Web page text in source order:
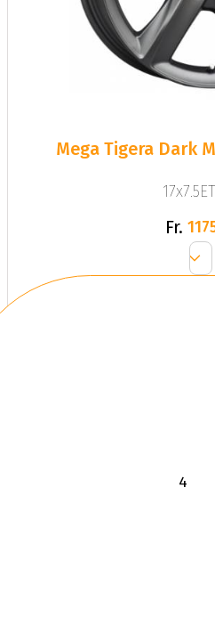
Mega Tigera Dark
Fr.